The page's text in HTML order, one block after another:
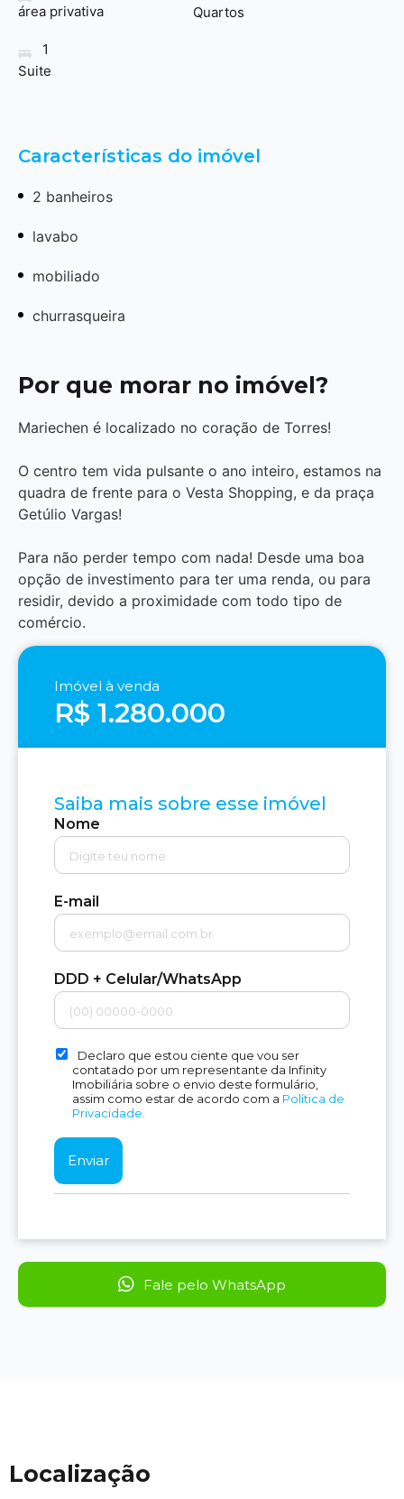
área privativa
Quartos
1
Suite
Características do imóvel
2 banheiros
lavabo
mobiliado
churrasqueira
Por que morar no imóvel?
Mariechen é localizado no coração de Torres!
O centro tem vida pulsante o ano inteiro, estamos na
quadra de frente para o Vesta Shopping, e da praça
Getúlio Vargas!
Para não perder tempo com nada! Desde uma boa
opção de investimento para ter uma renda, ou para
residir, devido a proximidade com todo tipo de
comércio.
Imóvel à venda
R$ 1.280.000
Saiba mais sobre esse imóvel
Nome
E-mail
DDD + Celular/WhatsApp
Declaro que estou ciente que vou ser
contatado por um representante da Infinity
Imobiliária sobre o envio deste formulário,
assim como estar de acordo com a Política de
Privacidade.
Fale pelo WhatsApp
Localização